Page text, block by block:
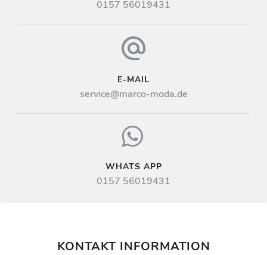
0157 56019431
E-MAIL
service@marco-moda.de
WHATS APP
0157 56019431
KONTAKT INFORMATION